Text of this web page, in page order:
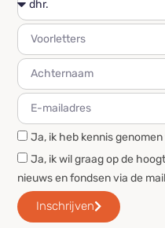
Ja, ik heb kennis
Ja, ik wil graag op de
nieuws en fondsen via de
Inschrijven